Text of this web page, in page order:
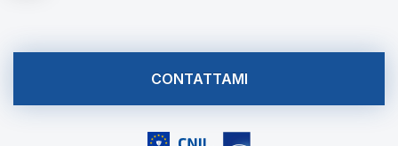
CONTATTAMI